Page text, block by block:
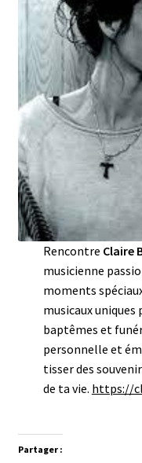
Rencontre Claire
musicienne
moments
musicaux
baptêmes et
personnelle et
tisser des
de ta vie. https://
Partager :